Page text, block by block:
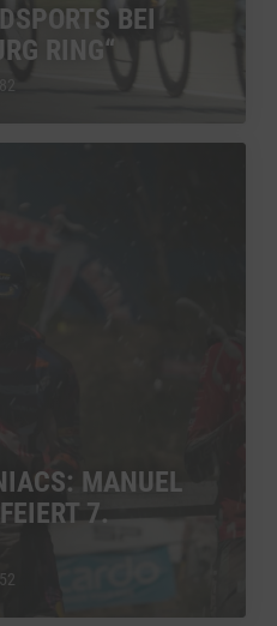
BEI
RING“
MANUEL
7.